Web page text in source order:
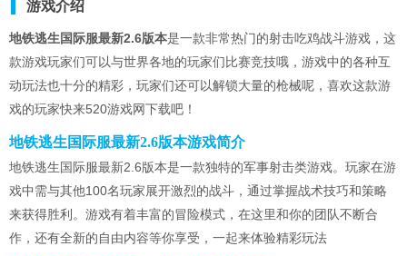
游戏介绍
地铁逃生国际服最新2.6版本是一款非常热门的射击吃鸡战斗游戏，这
款游戏玩家们可以与世界各地的玩家们比赛竞技哦，游戏中的各种互
动玩法也十分的精彩，玩家们还可以解锁大量的枪械呢，喜欢这款游
戏的玩家快来520游戏网下载吧！
地铁逃生国际服最新2.6版本游戏简介
地铁逃生国际服最新2.6版本是一款独特的军事射击类游戏。玩家在游
戏中需与其他100名玩家展开激烈的战斗，通过掌握战术技巧和策略
来获得胜利。游戏有着丰富的冒险模式，在这里和你的团队不断合
作，还有全新的自由内容等你享受，一起来体验精彩玩法